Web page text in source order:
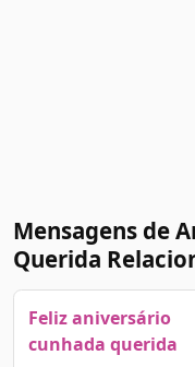
Mensagens de
Querida
Feliz aniversário
cunhada querida